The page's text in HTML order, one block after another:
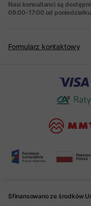
Nasi konsultanci są
09:00-17:00 od
Formularz kontaktowy
Sfinansowano ze środków